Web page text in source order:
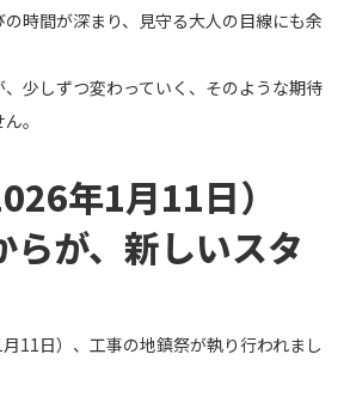
時間が深まり、見守る大人の目線にも余
少しずつ変わっていく、そのような期待
。
年1月11日）
が、新しいスタ
11日）、工事の地鎮祭が執り行われまし